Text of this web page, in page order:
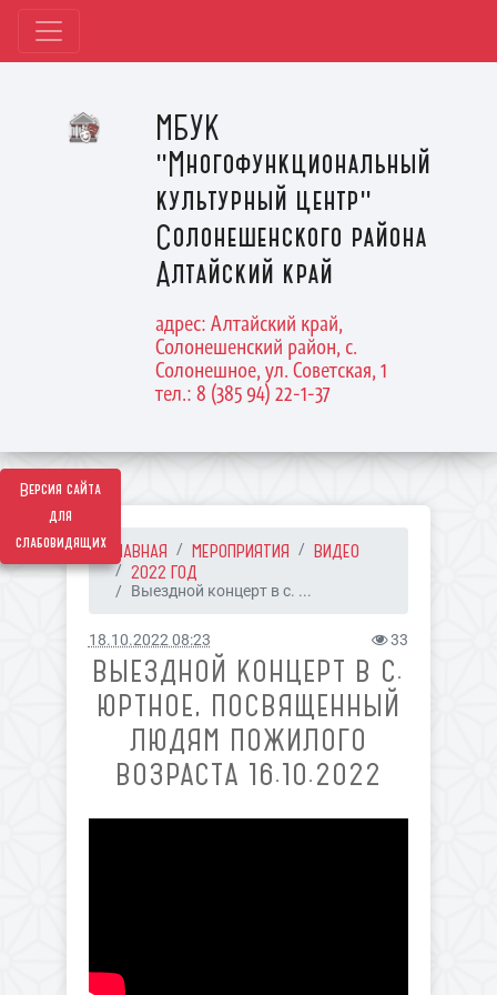
Версия сайта
для
слабовидящих
МБУК
"Многофункциональный
культурный центр"
Солонешенского района
Алтайский край
адрес: Алтайский край,
Солонешенский район, с.
Солонешное, ул. Советская, 1
тел.: 8 (385 94) 22-1-37
ГЛАВНАЯ МЕРОПРИЯТИЯ
ВИДЕО
2022 ГОД
Выездной концерт в с. ...
18.10.2022 08:23 33
ВЫЕЗДНОЙ КОНЦЕРТ В С.
ЮРТНОЕ, ПОСВЯЩЕННЫЙ
ЛЮДЯМ ПОЖИЛОГО
ВОЗРАСТА 16.10.2022